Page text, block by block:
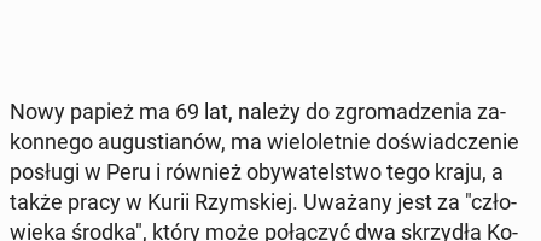
Nowy papież ma 69 lat, należy do zgro­ma­dze­nia za­
kon­ne­go au­gu­stia­nów, ma wie­lo­let­nie do­świad­cze­nie
posługi w Peru i również oby­wa­tel­stwo tego kraju, a
także pracy w Kurii Rzym­skiej. Uważany jest za "czło­
wie­ka środka", który może po­łą­czyć dwa skrzy­dła Ko­